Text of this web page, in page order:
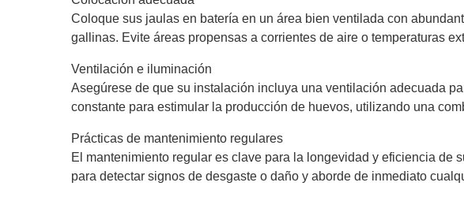
Coloque sus jaulas en batería en un área bien ventilada con
gallinas. Evite áreas propensas a corrientes de aire o temperaturas
Ventilación e iluminación
Asegúrese de que su instalación incluya una ventilación adecuada
constante para estimular la producción de huevos, utilizando una
Prácticas de mantenimiento regulares
El mantenimiento regular es clave para la longevidad y eficiencia
para detectar signos de desgaste o daño y aborde de inmediato